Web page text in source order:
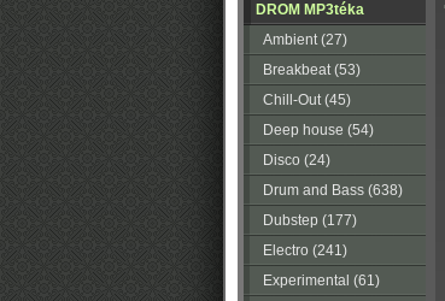
DROM MP3téka
Ambient (27)
Breakbeat (53)
Chill-Out (45)
Deep house (54)
Disco (24)
Drum and Bass (638)
Dubstep (177)
Electro (241)
Experimental (61)